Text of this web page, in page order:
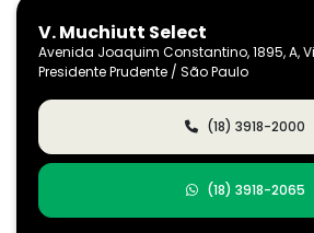
V. Muchiutt Select
Avenida Joaquim Constantino, 1895, A,
Presidente Prudente / São Paulo
(18) 3918-2000
(18) 3918-2065